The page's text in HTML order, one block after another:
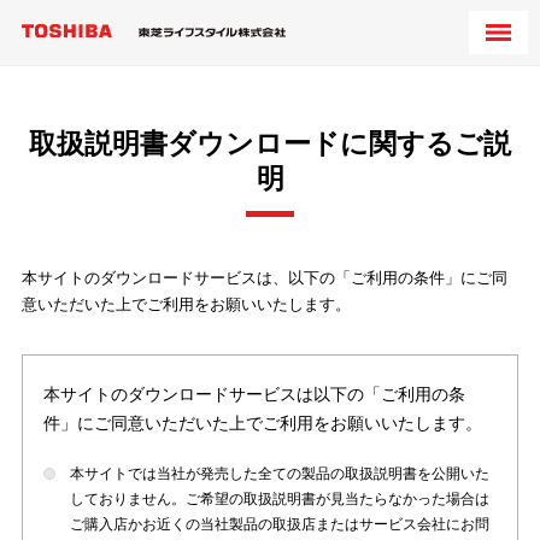
取扱説明書ダウンロードに関するご説
明
本サイトのダウンロードサービスは、以下の「ご利用の条件」にご同
意いただいた上でご利用をお願いいたします。
本サイトのダウンロードサービスは以下の「ご利用の条
件」にご同意いただいた上でご利用をお願いいたします。
本サイトでは当社が発売した全ての製品の取扱説明書を公開いた
しておりません。ご希望の取扱説明書が見当たらなかった場合は
ご購入店かお近くの当社製品の取扱店またはサービス会社にお問